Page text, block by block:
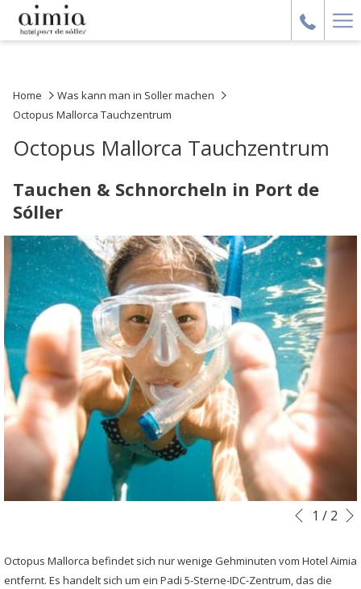
Home
Was kann man in Soller machen
Octopus Mallorca Tauchzentrum
Octopus Mallorca Tauchzentrum
Tauchen & Schnorcheln in Port de
Sóller
Diashow-
Durch1 / 2
Octopus Mallorca befindet sich nur wenige Gehminuten vom Hotel Aimia
entfernt. Es handelt sich um ein Padi 5-Sterne-IDC-Zentrum, das die